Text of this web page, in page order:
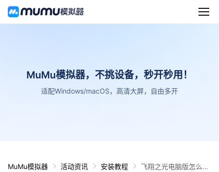
MuMu模拟器，不挑设备，秒开秒用！
适配Windows/macOS，高清大屏，自由多开
MuMu模拟器 活动资讯 安装教程
飞翔之光电脑版怎么